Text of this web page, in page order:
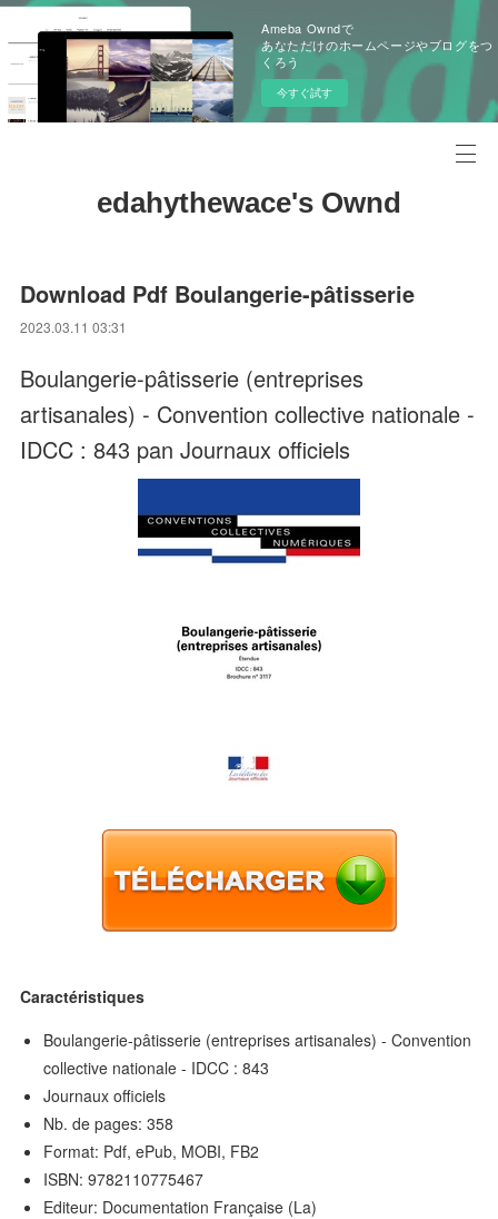
Ameba Owndで
あなただけのホームページやブログをつ
くろう
今すぐ試す
edahythewace's Ownd
Download Pdf Boulangerie-pâtisserie
2023.03.11 03:31
Boulangerie-pâtisserie (entreprises
artisanales) - Convention collective nationale -
IDCC : 843 pan Journaux officiels
Caractéristiques
Boulangerie-pâtisserie (entreprises artisanales) - Convention
collective nationale - IDCC : 843
Journaux officiels
Nb. de pages: 358
Format: Pdf, ePub, MOBI, FB2
ISBN: 9782110775467
Editeur: Documentation Française (La)